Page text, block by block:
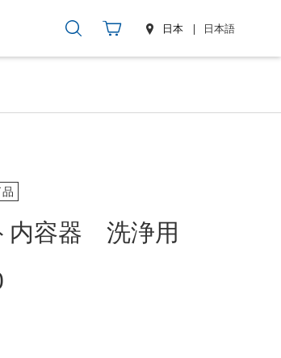
日本 日本語
内容器 洗浄用